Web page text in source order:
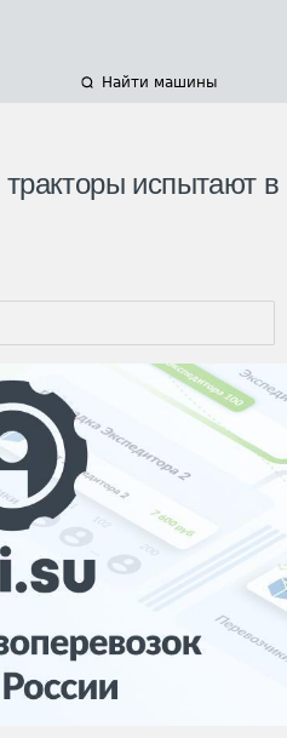
Найти машины
испытают в